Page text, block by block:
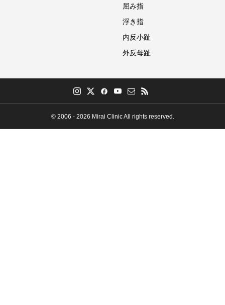
屈み指
浮き指
内反小趾
外反母趾
© 2006 - 2026 Mirai Clinic All rights reserved.